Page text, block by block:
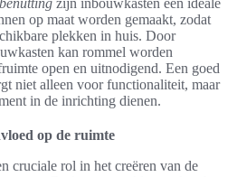
zijn inbouwkasten een ideale
op maat worden gemaakt, zodat
plekken in huis. Door
kan rommel worden
open en uitnodigend. Een goed
niet alleen voor functionaliteit, maar
in de inrichting dienen.
op de ruimte
cruciale rol in het creëren van de